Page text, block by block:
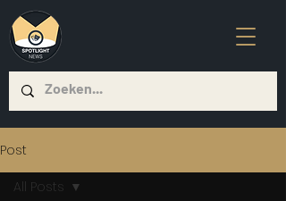
Post
All Posts